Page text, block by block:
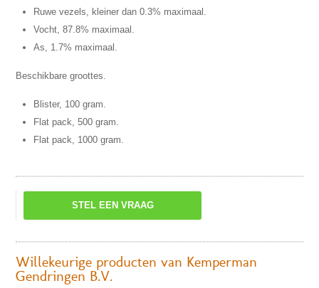
Ruwe vezels, kleiner dan 0.3% maximaal.
Vocht, 87.8% maximaal.
As, 1.7% maximaal.
Beschikbare groottes.
Blister, 100 gram.
Flat pack, 500 gram.
Flat pack, 1000 gram.
STEL EEN VRAAG
Willekeurige producten van Kemperman
Gendringen B.V.